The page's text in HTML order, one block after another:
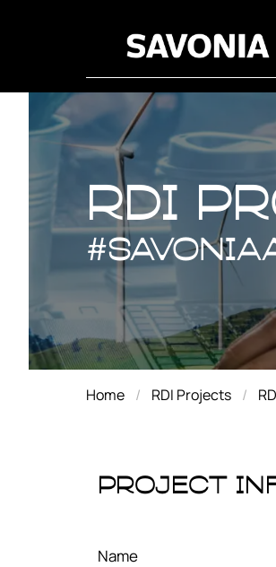
RDI
RDI
Home RDI Projects
Project
Name